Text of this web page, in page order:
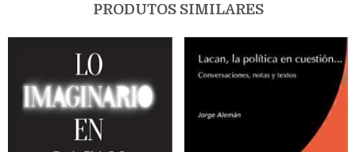
PRODUTOS SIMILARES